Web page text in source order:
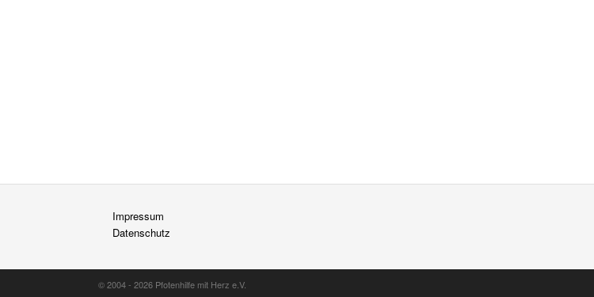
Impressum
Datenschutz
© 2004 - 2026 Pfotenhilfe mit Herz e.V.